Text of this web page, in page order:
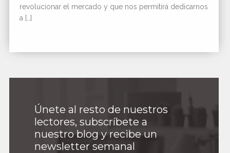
revolucionar el mercado y que nos permitirá dedicarnos
a […]
Únete al resto de nuestros
lectores, subscríbete a
nuestro blog y recibe un
newsletter semanal